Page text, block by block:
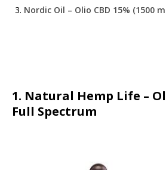
Nordic Oil – Olio CBD 15% (1500
1. Natural Hemp Life –
Full Spectrum